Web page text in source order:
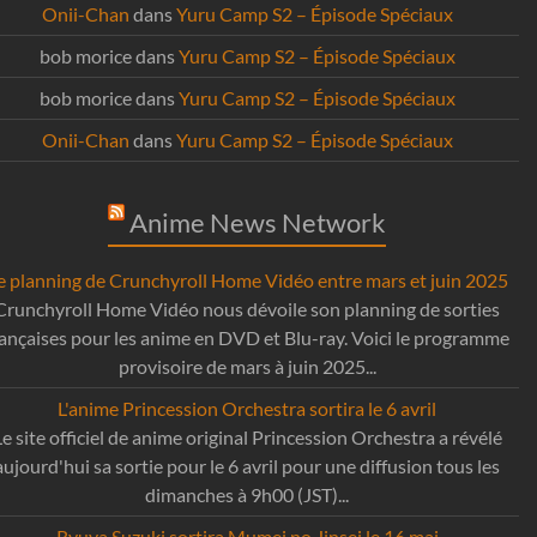
Onii-Chan dansYuru Camp S2 – Épisode Spéciaux
bob moricedansYuru Camp S2 – Épisode Spéciaux
bob moricedansYuru Camp S2 – Épisode Spéciaux
Onii-Chan dansYuru Camp S2 – Épisode Spéciaux
Anime News Network
planning de Crunchyroll Home Vidéo entre mars et juin 2025
Home Vidéo nous dévoile son planning de sorties
pour les anime en DVD et Blu-ray. Voici le programme
provisoire de mars à juin 2025...
L'anime Princession Orchestra sortira le 6 avril
site officiel de anime original Princession Orchestra a révélé
sa sortie pour le 6 avril pour une diffusion tous les
dimanches à 9h00 (JST)...